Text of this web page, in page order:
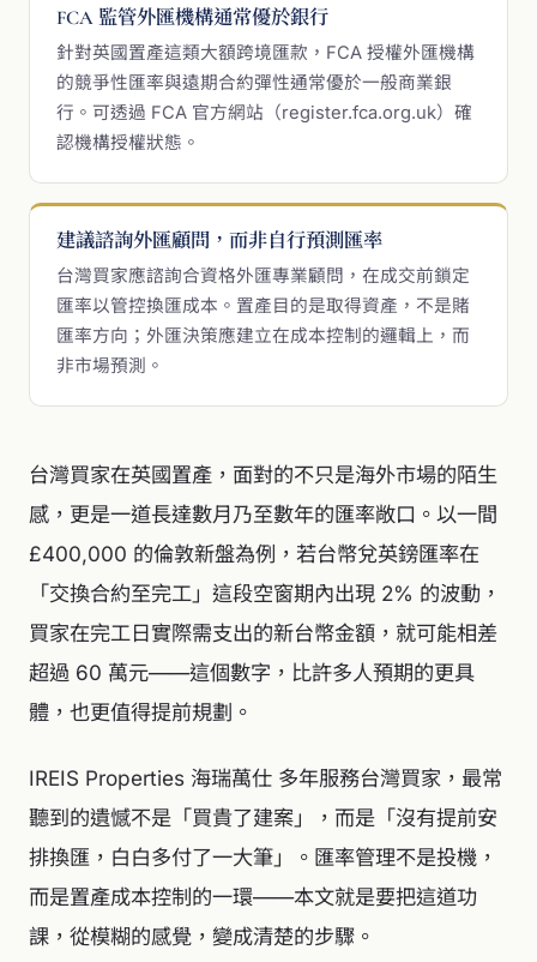
FCA 監管外匯機構通常優於銀行
針對英國置產這類大額跨境匯款，FCA 授權外匯機構
的競爭性匯率與遠期合約彈性通常優於一般商業銀
行。可透過 FCA 官方網站（register.fca.org.uk）確
認機構授權狀態。
建議諮詢外匯顧問，而非自行預測匯率
台灣買家應諮詢合資格外匯專業顧問，在成交前鎖定
匯率以管控換匯成本。置產目的是取得資產，不是賭
匯率方向；外匯決策應建立在成本控制的邏輯上，而
非市場預測。
台灣買家在英國置產，面對的不只是海外市場的陌生
感，更是一道長達數月乃至數年的匯率敞口。以一間
£400,000 的倫敦新盤為例，若台幣兌英鎊匯率在
「交換合約至完工」這段空窗期內出現 2% 的波動，
買家在完工日實際需支出的新台幣金額，就可能相差
超過 60 萬元——這個數字，比許多人預期的更具
體，也更值得提前規劃。
IREIS Properties 海瑞萬仕 多年服務台灣買家，最常
聽到的遺憾不是「買貴了建案」，而是「沒有提前安
排換匯，白白多付了一大筆」。匯率管理不是投機，
而是置產成本控制的一環——本文就是要把這道功
課，從模糊的感覺，變成清楚的步驟。